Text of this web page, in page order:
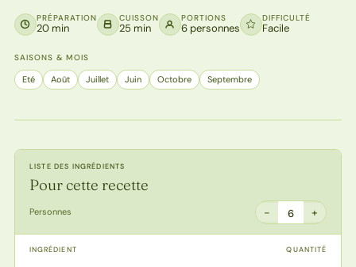
PRÉPARATION
20 min
CUISSON
25 min
PORTIONS
6 personnes
DIFFICULTÉ
Facile
SAISONS & MOIS
Eté Août Juillet Juin Octobre Septembre
LISTE DES INGRÉDIENTS
Pour cette recette
Personnes − 6 +
INGRÉDIENT QUANTITÉ